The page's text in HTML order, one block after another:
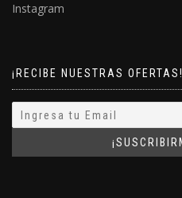
Instagram
¡RECIBE NUESTRAS OFERTAS!